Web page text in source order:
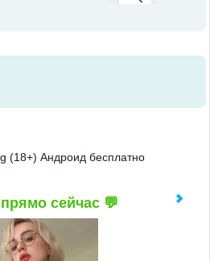
(18+) Андроид бесплатно
сейчас 💬